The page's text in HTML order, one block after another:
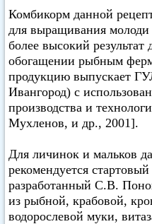
Комбикорм данной
для выращивания молоди
более высокий результат
обогащении рыбным
продукцию выпускает
Ивангород) с
производства и
Мухленов, и др., 2001].
Для личинок и мальков
рекомендуется
разработанный С.В.
из рыбной, крабовой,
водорослевой муки,